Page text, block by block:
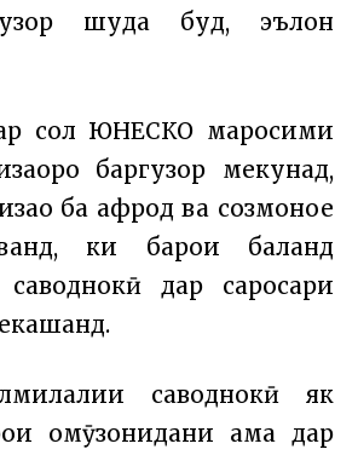
шуда буд, эълон
сол ЮНЕСКО маросими
баргузор мекунад,
ба афрод ва созмонҳое
ки барои баланд
дар саросари
саводнокӣ як
омӯзонидани ҳама дар